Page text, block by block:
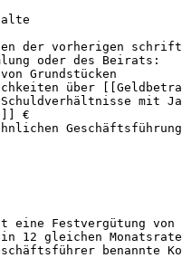
der vorherigen
oder des Beirats:
Grundstücken
über
mit
€
eine Festvergütung
12 gleichen
benannte